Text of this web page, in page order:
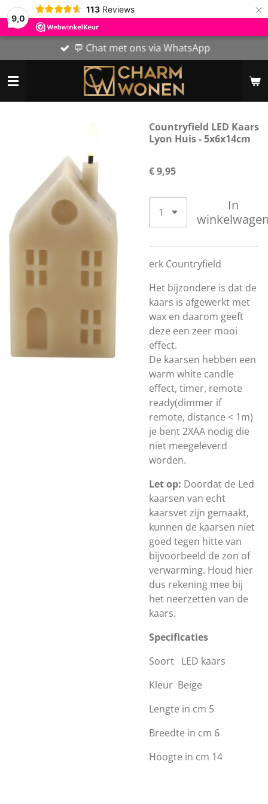
9,0
113 Reviews ×
💬 Chat met ons via WhatsApp
Countryfield LED Kaars
Lyon Huis - 5x6x14cm
€ 9,95
In
erk Countryfield
Het bijzondere is dat de
kaars is afgewerkt met
wax en daarom geeft
deze een zeer mooi
effect.
De kaarsen hebben een
warm white candle
effect, timer, remote
ready(dimmer if
remote, distance < 1m)
je bent 2XAA nodig die
niet meegeleverd
worden.
Let op: Doordat de Led
kaarsen van echt
kaarsvet zijn gemaakt,
kunnen de kaarsen niet
goed tegen hitte van
bijvoorbeeld de zon of
verwarming. Houd hier
dus rekening mee bij
het neerzetten van de
kaars.
Specificaties
Soort LED kaars
Kleur Beige
Lengte in cm 5
Breedte in cm 6
Hoogte in cm 14